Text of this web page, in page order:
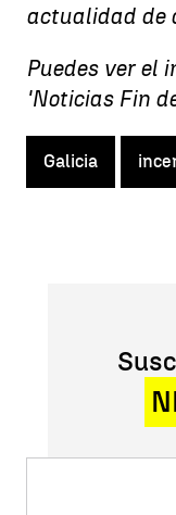
actualidad de
Puedes ver el
'Noticias Fin
Galicia